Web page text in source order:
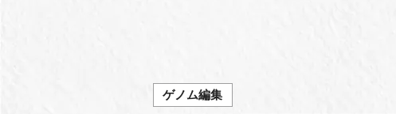
ゲノム編集